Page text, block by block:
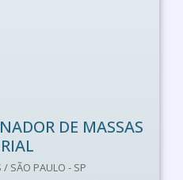
DE MASSAS
/ SÃO PAULO - SP